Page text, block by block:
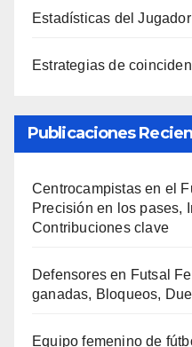
Estadísticas del Jugador
Estrategias de
Publicaciones
Centrocampistas en el
Precisión en los pases,
Contribuciones clave
Defensores en Futsal
ganadas, Bloqueos,
Equipo femenino de